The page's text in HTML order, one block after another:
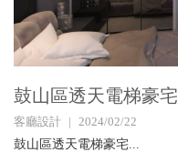
鼓山區透天電梯豪宅
客廳設計
2024/02/22
鼓山區透天電梯豪宅...